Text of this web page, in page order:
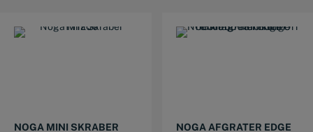
NOGA MINI SKRABER
NOGA AFGRATER EDGE